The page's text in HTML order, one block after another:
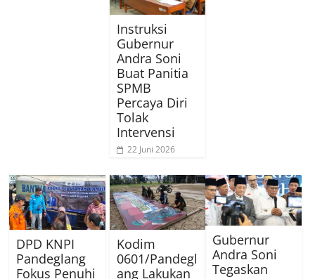
Instruksi
Gubernur
Andra Soni
Buat Panitia
SPMB
Percaya Diri
Tolak
Intervensi
22 Juni 2026
DPD KNPI
Pandeglang
Fokus Penuhi
Kodim
0601/Pandegl
ang Lakukan
Gubernur
Andra Soni
Tegaskan